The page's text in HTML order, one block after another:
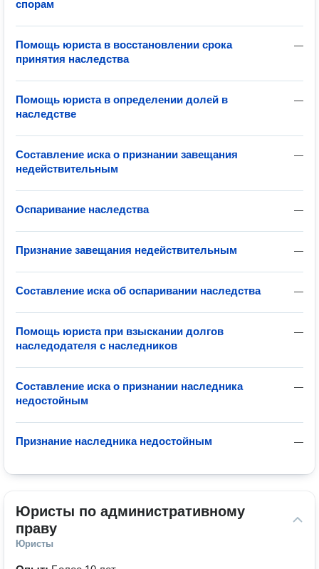
спорам
—
Помощь юриста в восстановлении срока
принятия наследства
—
Помощь юриста в определении долей в
наследстве
—
Составление иска о признании завещания
недействительным
—
Оспаривание наследства
—
Признание завещания недействительным
—
Составление иска об оспаривании наследства
—
Помощь юриста при взыскании долгов
наследодателя с наследников
—
Составление иска о признании наследника
недостойным
—
Признание наследника недостойным
Юристы по административному
праву
Юристы